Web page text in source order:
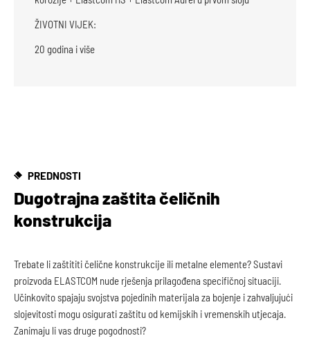
ŽIVOTNI VIJEK:
20 godina i više
PREDNOSTI
Dugotrajna zaštita čeličnih
konstrukcija
Trebate li zaštititi čelične konstrukcije ili metalne elemente? Sustavi
proizvoda ELASTCOM nude rješenja prilagođena specifičnoj situaciji.
Učinkovito spajaju svojstva pojedinih materijala za bojenje i zahvaljujući
slojevitosti mogu osigurati zaštitu od kemijskih i vremenskih utjecaja.
Zanimaju li vas druge pogodnosti?